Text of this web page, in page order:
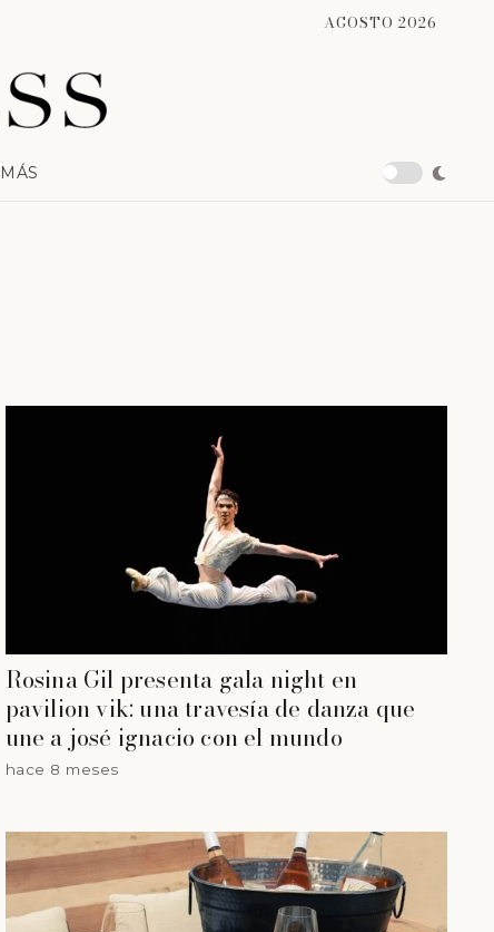
AGOSTO 2026
MÁS
Rosina Gil presenta gala night en
pavilion vik: una travesía de danza que
une a josé ignacio con el mundo
hace 8 meses